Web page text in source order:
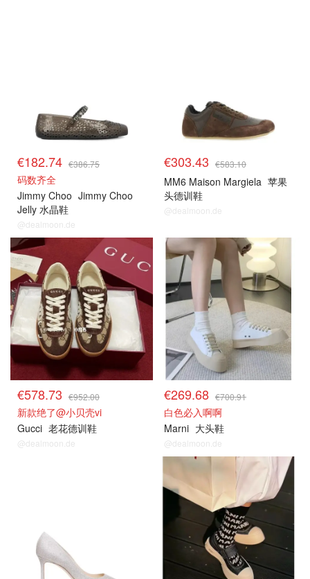
€182.74 €386.75
码数齐全
Jimmy Choo Jimmy Choo
Jelly 水晶鞋
@dealmoon.de
€303.43 €583.10
MM6 Maison Margiela 苹果
头德训鞋
@dealmoon.de
€578.73 €952.00
新款绝了@小贝壳vi
Gucci 老花德训鞋
@dealmoon.de
€269.68 €700.91
白色必入啊啊
Marni 大头鞋
@dealmoon.de